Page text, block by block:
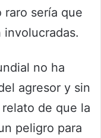
raro sería que
involucradas.
no ha
agresor y sin
de que la
peligro para